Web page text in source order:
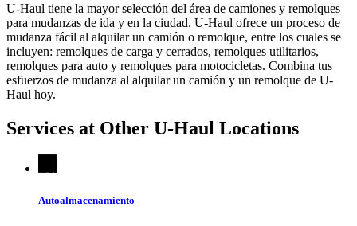
U-Haul tiene la mayor selección del área de camiones y remolques
para mudanzas de ida y en la ciudad. U-Haul ofrece un proceso de
mudanza fácil al alquilar un camión o remolque, entre los cuales se
incluyen: remolques de carga y cerrados, remolques utilitarios,
remolques para auto y remolques para motocicletas. Combina tus
esfuerzos de mudanza al alquilar un camión y un remolque de U-
Haul hoy.
Services at Other U-Haul Locations
Autoalmacenamiento